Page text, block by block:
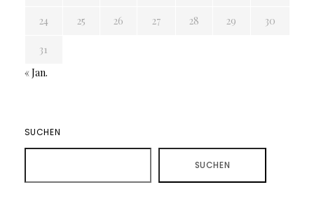
24 25 26 27 28 29 30
31
« Jan.
SUCHEN
SUCHEN